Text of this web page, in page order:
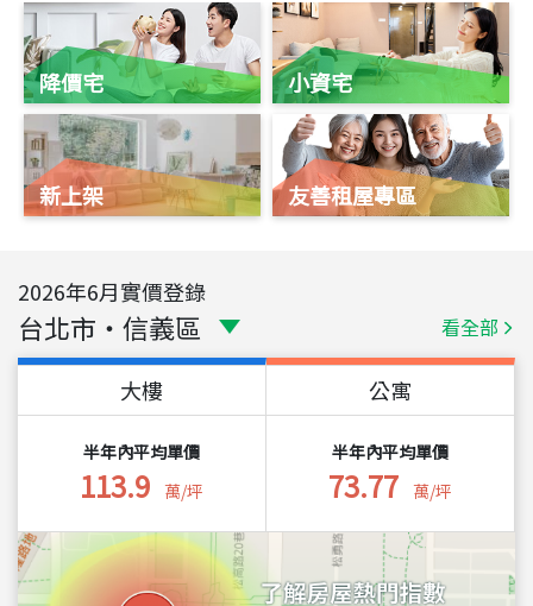
降價宅
新上架
小資宅
友善租屋專區
2026年6月實價登錄
台北市 ・ 信義區 看全部
大樓
半年內平均單價
113.9 萬/坪
公寓
半年內平均單價
73.77 萬/坪